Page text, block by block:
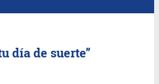
día de suerte”